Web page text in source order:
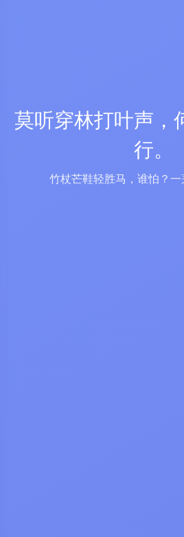
莫听穿林打叶声，
行。
竹杖芒鞋轻胜马，谁怕？一